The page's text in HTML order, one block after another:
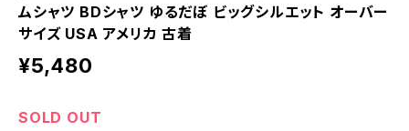
ムシャツ BDシャツ ゆるだぼ ビッグシルエット オーバー
サイズ USA アメリカ 古着
¥5,480
SOLD OUT